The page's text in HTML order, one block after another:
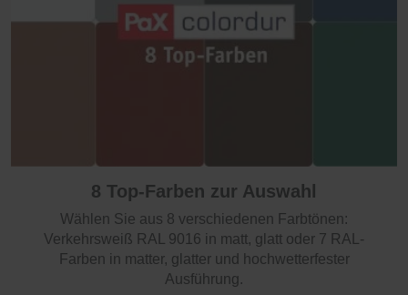
8 Top-Farben zur Auswahl
Wählen Sie aus 8 verschiedenen Farbtönen:
Verkehrsweiß RAL 9016 in matt, glatt oder 7 RAL-
Farben in matter, glatter und hochwetterfester
Ausführung.